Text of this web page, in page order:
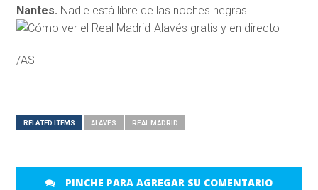
Nantes. Nadie está libre de las noches negras.
/AS
RELATED ITEMS ALAVES REAL MADRID
PINCHE PARA AGREGAR SU COMENTARIO